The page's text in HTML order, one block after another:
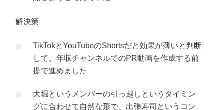
解決策
TikTokとYouTubeのShortsだと効果が薄いと判断
して、年収チャンネルでのPR動画を作成する前
提で進めました
大堀というメンバーの引っ越しというタイミン
グに合わせて自然な形で、出張寿司というコン